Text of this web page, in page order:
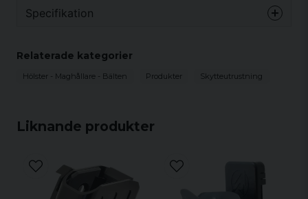
Liknande produkter
förhindra rörelse eller glapp från att utvecklas över
Specifikation
kompatibilitet
en mängd olika
och P320.
design
vänster- eller högerhänta
skyttar, inklusive 90-graders
Relaterade kategorier
Hölster - Maghållare - Bälten Produkter Skytteutrustning